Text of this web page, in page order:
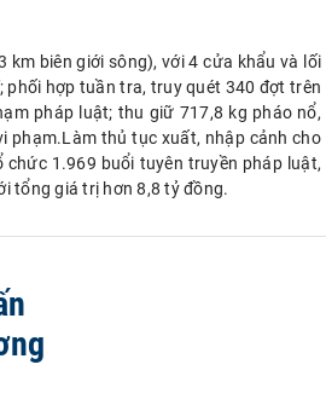
km biên giới sông), với 4 cửa khẩu và lối
phối hợp tuần tra, truy quét 340 đợt trên
pháp luật; thu giữ 717,8 kg pháo nổ,
phạm.Làm thủ tục xuất, nhập cảnh cho
1.969 buổi tuyên truyền pháp luật,
tổng giá trị hơn 8,8 tỷ đồng.